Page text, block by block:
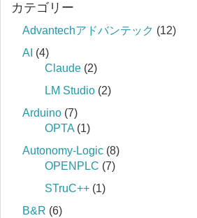
カテゴリー
Advantechアドバンテック (12)
AI (4)
Claude (2)
LM Studio (2)
Arduino (7)
OPTA(1)
Autonomy-Logic (8)
OPENPLC (7)
STruC++ (1)
B&R (6)